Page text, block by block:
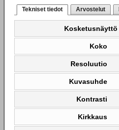
Tekniset tiedot Arvostelut
Kosketusnäyttö
Koko
Resoluutio
Kuvasuhde
Kontrasti
Kirkkaus